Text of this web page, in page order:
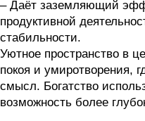
– Даёт заземляющий
продуктивной
стабильности.
Уютное пространство в
покоя и умиротворения,
смысл. Богатство
возможность более